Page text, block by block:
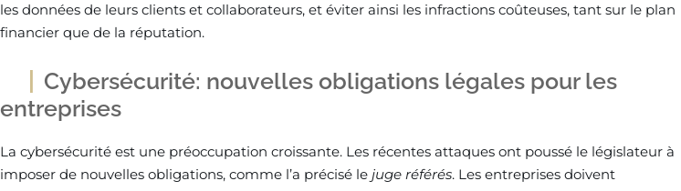
les données de leurs clients et collaborateurs, et éviter ainsi les infractions coûteuses, tant sur le plan
financier que de la réputation.
Cybersécurité: nouvelles obligations légales pour les
entreprises
La cybersécurité est une préoccupation croissante. Les récentes attaques ont poussé le législateur à
imposer de nouvelles obligations, comme l’a précisé le juge référés. Les entreprises doivent